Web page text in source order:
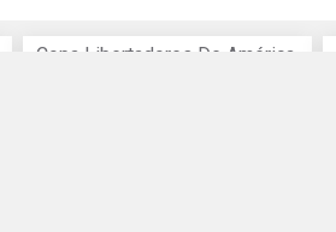
Copa Libertadores De América.